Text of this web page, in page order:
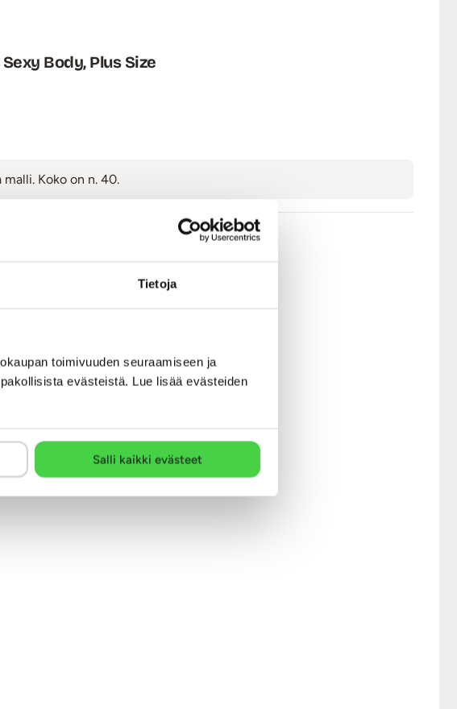
Tietoja
toimivuuden seuraamiseen ja
evästeistä. Lue lisää evästeiden
Salli kaikki evästeet
Body, Plus Size
malli. Koko on n. 40.